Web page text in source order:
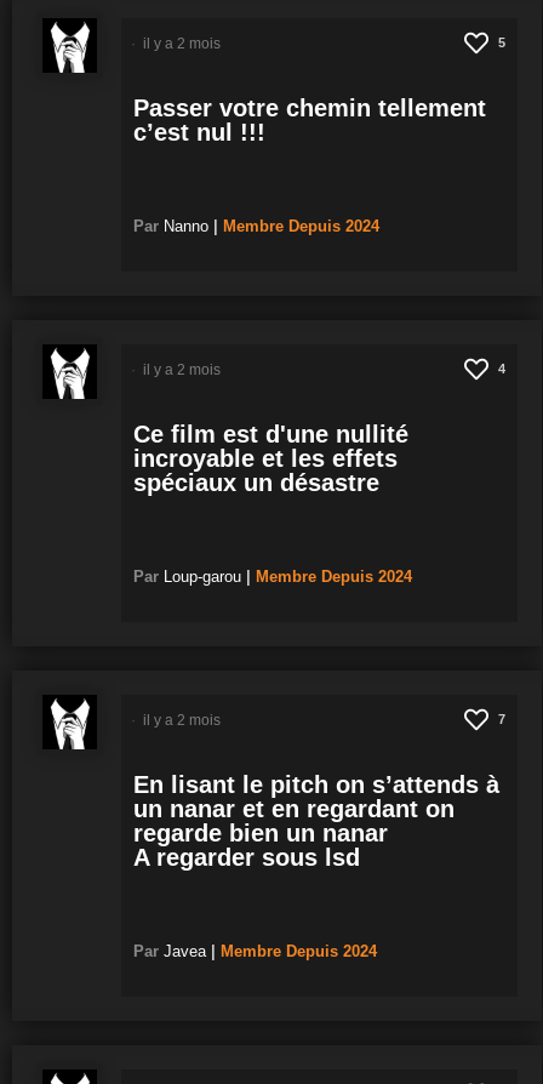
5
Passer votre chemin tellement
c’est nul !!!
Par Nanno Membre Depuis 2024
il y a 2 mois
4
Ce film est d'une nullité
incroyable et les effets
spéciaux un désastre
Par Loup-garou Membre Depuis 2024
il y a 2 mois
7
En lisant le pitch on s’attends à
un nanar et en regardant on
regarde bien un nanar
A regarder sous lsd
Par Javea Membre Depuis 2024
il y a 2 mois